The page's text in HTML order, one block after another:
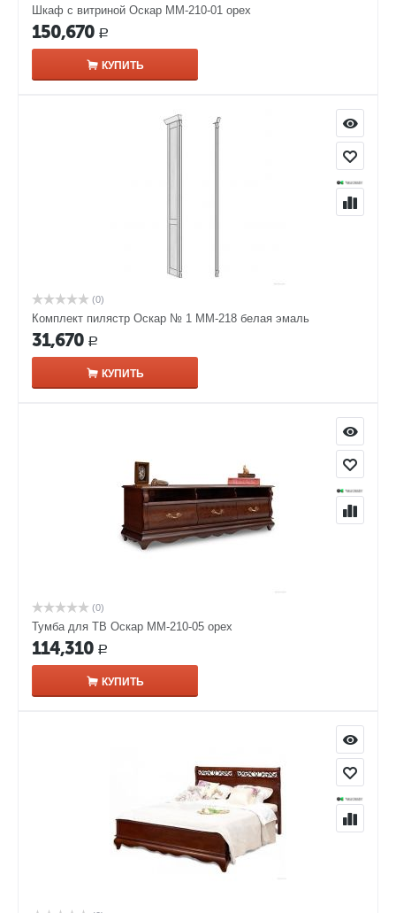
Шкаф с витриной Оскар ММ-210-01 орех
150,670 Р
КУПИТЬ
(0)
Комплект пилястр Оскар № 1 ММ-218 белая эмаль
31,670 Р
КУПИТЬ
(0)
Тумба для ТВ Оскар ММ-210-05 орех
114,310 Р
КУПИТЬ